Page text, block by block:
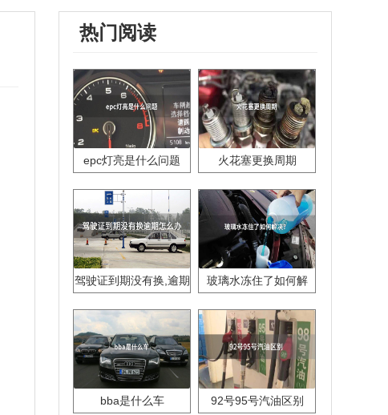
热门阅读
epc灯亮是什么问题 火花塞更换周期
驾驶证到期没有换,逾期
玻璃水冻住了如何解
bba是什么车 92号95号汽油区别